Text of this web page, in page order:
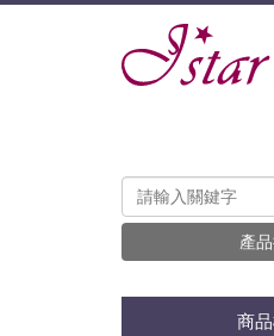
產
商